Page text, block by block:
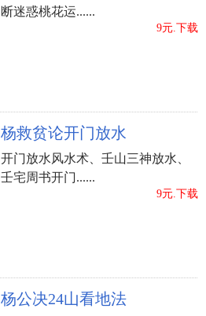
断迷惑桃花运......
9元.下载
杨救贫论开门放水
开门放水风水术、壬山三神放水、
壬宅周书开门......
9元.下载
杨公决24山看地法